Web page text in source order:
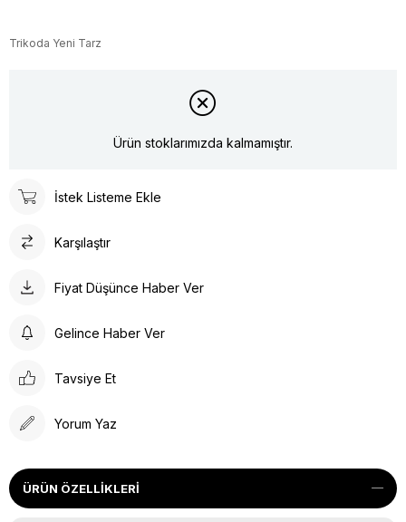
Trikoda Yeni Tarz
Ürün stoklarımızda kalmamıştır.
İstek Listeme Ekle
Karşılaştır
Fiyat Düşünce Haber Ver
Gelince Haber Ver
Tavsiye Et
Yorum Yaz
ÜRÜN ÖZELLIKLERI